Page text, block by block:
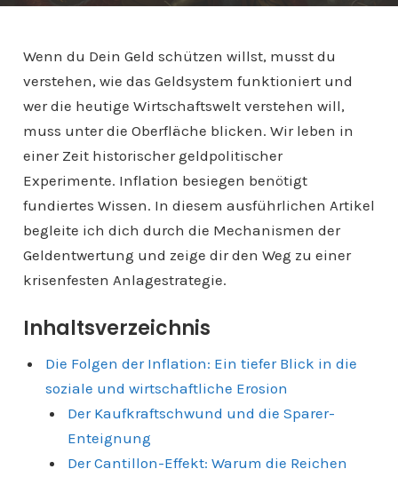
Wenn du Dein Geld schützen willst, musst du
verstehen, wie das Geldsystem funktioniert und
wer die heutige Wirtschaftswelt verstehen will,
muss unter die Oberfläche blicken. Wir leben in
einer Zeit historischer geldpolitischer
Experimente. Inflation besiegen benötigt
fundiertes Wissen. In diesem ausführlichen Artikel
begleite ich dich durch die Mechanismen der
Geldentwertung und zeige dir den Weg zu einer
krisenfesten Anlagestrategie.
Inhaltsverzeichnis
Die Folgen der Inflation: Ein tiefer Blick in die
soziale und wirtschaftliche Erosion
Der Kaufkraftschwund und die Sparer-
Enteignung
Der Cantillon-Effekt: Warum die Reichen